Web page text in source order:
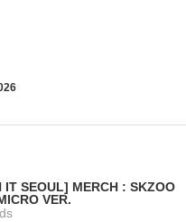
IT SEOUL] MERCH : SKZOO
VER.